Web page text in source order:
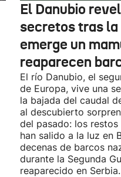
El Danubio
secretos tras la
emerge un
reaparecen
El río Danubio, el
de Europa, vive una
la bajada del caudal
al descubierto
del pasado: los restos
han salido a la luz en
decenas de barcos
durante la Segunda
reaparecido en Serbia.